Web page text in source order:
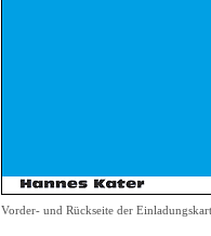
Vorder- und Rückseite der